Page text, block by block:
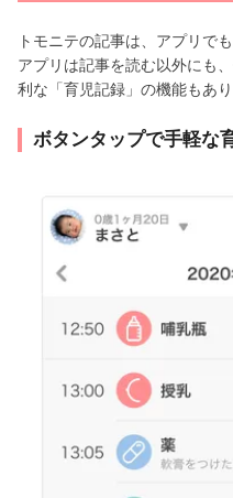
トモニテの記事は、アプリで
アプリは記事を読む以外にも
利な「育児記録」の機能もあり
ボタンタップで手軽な